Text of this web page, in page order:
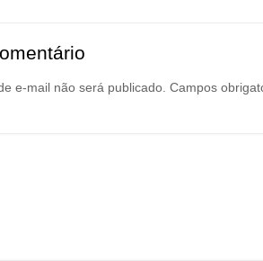
e-mail não será publicado. Campos